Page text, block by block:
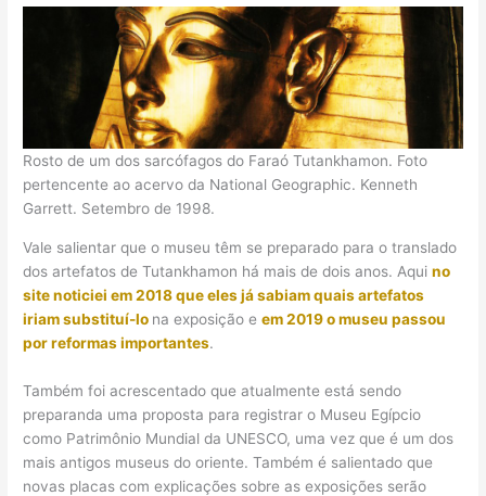
Rosto de um dos sarcófagos do Faraó Tutankhamon. Foto
pertencente ao acervo da National Geographic. Kenneth
Garrett. Setembro de 1998.
Vale salientar que o museu têm se preparado para o translado
dos artefatos de Tutankhamon há mais de dois anos. Aquino
site noticiei em 2018 que eles já sabiam quais artefatos
iriam substituí-lo na exposição eem 2019 o museu passou
por reformas importantes.
Também foi acrescentado que atualmente está sendo
preparanda uma proposta para registrar o Museu Egípcio
como Patrimônio Mundial da UNESCO, uma vez que é um dos
mais antigos museus do oriente. Também é salientado que
novas placas com explicações sobre as exposições serão